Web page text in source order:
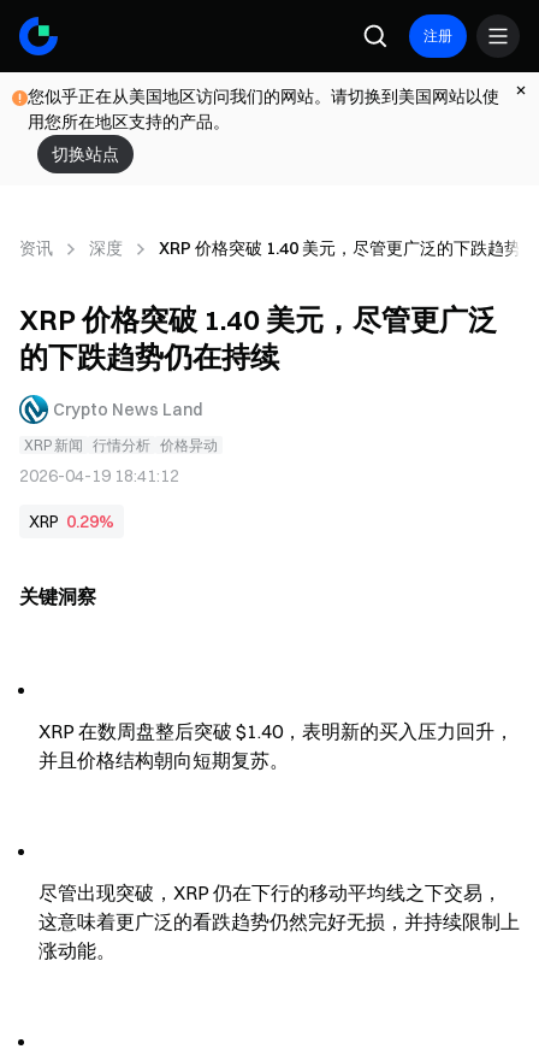
注册
您似乎正在从美国地区访问我们的网站。请切换到美国网站以使
用您所在地区支持的产品。
切换站点
资讯 深度 XRP 价格突破 1.40 美元，尽管更广泛的下跌趋势
XRP 价格突破 1.40 美元，尽管更广泛
的下跌趋势仍在持续
Crypto News Land
XRP 新闻 行情分析 价格异动
2026-04-19 18:41:12
XRP 0.29%
关键洞察
XRP 在数周盘整后突破 $1.40，表明新的买入压力回升，
并且价格结构朝向短期复苏。
尽管出现突破，XRP 仍在下行的移动平均线之下交易，
这意味着更广泛的看跌趋势仍然完好无损，并持续限制上
涨动能。